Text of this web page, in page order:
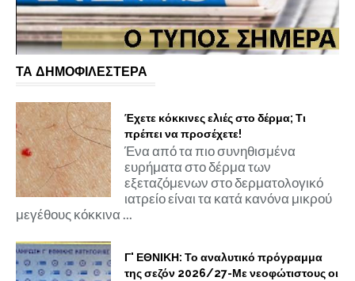
ΤΑ ΔΗΜΟΦΙΛΕΣΤΕΡΑ
Έχετε κόκκινες ελιές στο δέρμα; Τι
πρέπει να προσέχετε!
Ένα από τα πιο συνηθισμένα
ευρήματα στο δέρμα των
εξεταζόμενων στο δερματολογικό
ιατρείο είναι τα κατά κανόνα μικρού
μεγέθους κόκκινα ...
Γ' ΕΘΝΙΚΗ: Το αναλυτικό πρόγραμμα
της σεζόν 2026/27-Με νεοφώτιστους οι